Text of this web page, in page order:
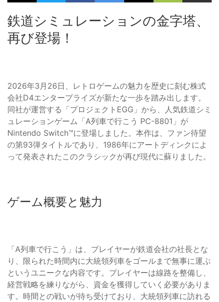
鉄道シミュレーションの金字塔、
再び登場！
2026年3月26日、レトロゲームの魅力を歴史に刻む株式
会社D4エンタープライズが新たな一歩を踏み出します。
同社が運営する「プロジェクトEGG」から、人気鉄道シミ
ュレーションゲーム「A列車で行こう PC-8801」が
Nintendo Switch™に登場しました。本作は、ファン待望
の第93弾タイトルであり、1986年にアートディンクによ
って発表されたこのクラシックが再び現代に蘇りました。
ゲーム概要と魅力
「A列車で行こう」は、プレイヤーが鉄道会社の社長とな
り、限られた時間内に大統領列車をゴールまで無事に運ぶ
というユニークな内容です。プレイヤーは線路を整備し、
経営戦略を練りながら、資金を獲得していく必要がありま
す。時間との戦いが待ち受けており、大統領列車に訪れる